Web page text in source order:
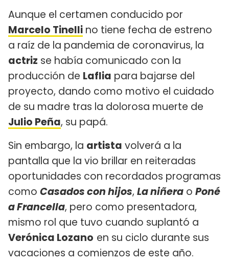
Aunque el certamen conducido por
Marcelo Tinelli no tiene fecha de estreno
a raíz de la pandemia de coronavirus, la
actriz se había comunicado con la
producción de Laflia para bajarse del
proyecto, dando como motivo el cuidado
de su madre tras la dolorosa muerte de
Julio Peña, su papá.
Sin embargo, la artista volverá a la
pantalla que la vio brillar en reiteradas
oportunidades con recordados programas
como Casados con hijos, La niñera o Poné
a Francella, pero como presentadora,
mismo rol que tuvo cuando suplantó a
Verónica Lozano en su ciclo durante sus
vacaciones a comienzos de este año.